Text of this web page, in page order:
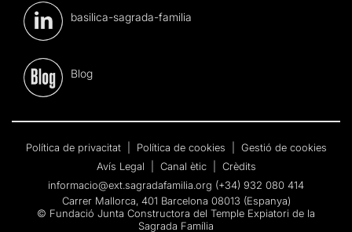
basilica-sagrada-familia
Blog
Política de privacitat Política de cookies
Gestió de cookies
Avís Legal
Canal ètic
Crèdits
informacio@ext.sagradafamilia.org (+34) 932 080 414
Carrer Mallorca, 401 Barcelona 08013 (Espanya)
© Fundació Junta Constructora del Temple Expiatori de la
Sagrada Família